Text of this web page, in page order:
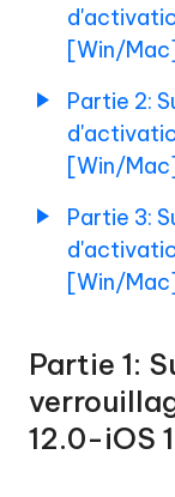
iPhone
l'identifiant
Apple
le
[Win/Mac]
Partie 2:
[Win/Mac]
Partie 3:
[Win/Mac]
Partie 1:
12.0-iOS